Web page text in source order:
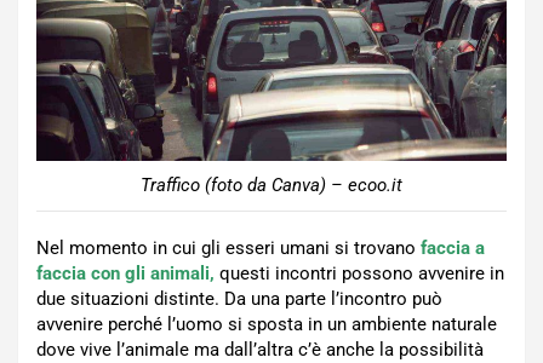
Traffico (foto da Canva) – ecoo.it
Nel momento in cui gli esseri umani si trovano faccia a
faccia con gli animali, questi incontri possono avvenire in
due situazioni distinte. Da una parte l’incontro può
avvenire perché l’uomo si sposta in un ambiente naturale
dove vive l’animale ma dall’altra c’è anche la possibilità